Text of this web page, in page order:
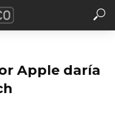
Apple daría